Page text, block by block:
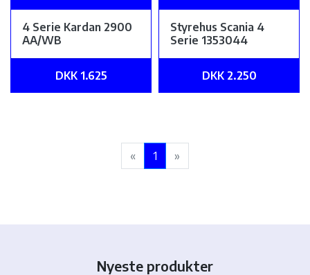
4 Serie Kardan 2900
AA/WB
DKK 1.625
Styrehus Scania 4
Serie 1353044
DKK 2.250
« 1 »
Nyeste produkter